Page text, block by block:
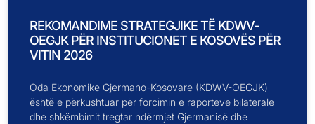
REKOMANDIME STRATEGJIKE TË KDWV-
OEGJK PËR INSTITUCIONET E KOSOVËS PËR
VITIN 2026
Oda Ekonomike Gjermano-Kosovare (KDWV-OEGJK)
është e përkushtuar për forcimin e raporteve bilaterale
dhe shkëmbimit tregtar ndërmjet Gjermanisë dhe